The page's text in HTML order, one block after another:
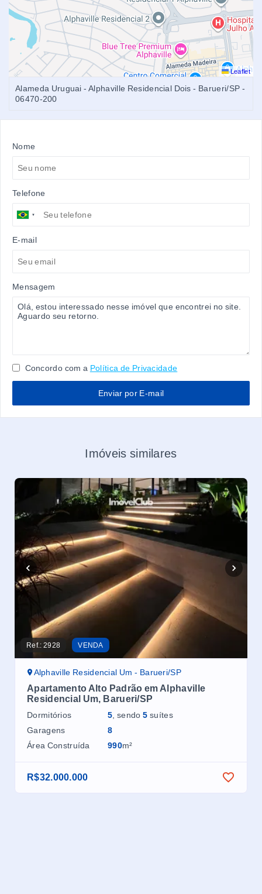
Leaflet
Alameda Uruguai - Alphaville Residencial Dois - Barueri/SP -
06470-200
Nome
Telefone
E-mail
Mensagem
Concordo com a Política de Privacidade
Enviar por E-mail
Imóveis similares
Ref.:2928 VENDA
Alphaville Residencial Um - Barueri/SP
Apartamento Alto Padrão em Alphaville
Residencial Um, Barueri/SP
Dormitórios 5 , sendo5 suítes
Garagens
8
Área Construída
990m²
R$32.000.000